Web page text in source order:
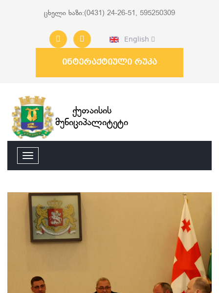
ცხელი ხაზი:(0431) 24-26-51, 595250309
English
ინტერაქტიული რუკა
ქუთაისის
მუნიციპალიტეტი